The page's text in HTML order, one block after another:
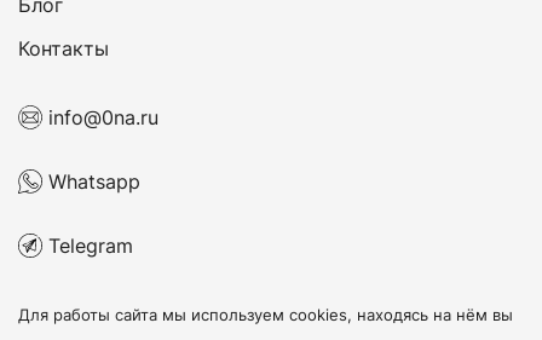
Блог
Контакты
info@0na.ru
Whatsapp
Telegram
Для работы сайта мы используем cookies, находясь на нём вы